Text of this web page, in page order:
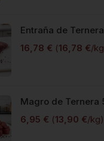
Entraña de
16,78 € (16,78 €/
Magro de Ternera
6,95 € (13,90 €/kg)